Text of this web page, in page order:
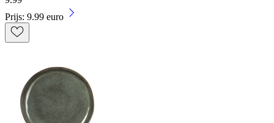
Prijs: 9.99 euro